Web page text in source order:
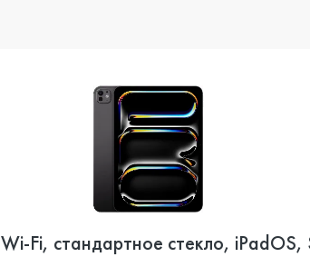
Fi, стандартное стекло, iPadOS,